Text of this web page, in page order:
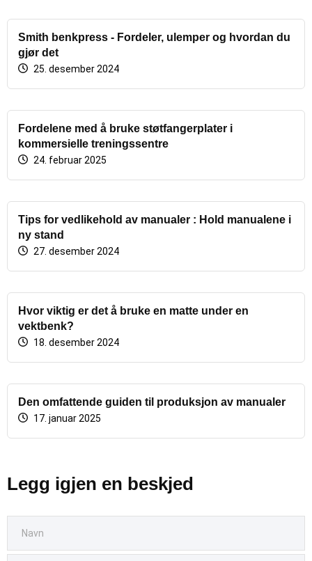
Smith benkpress - Fordeler, ulemper og hvordan du
gjør det
25. desember 2024
Fordelene med å bruke støtfangerplater i
kommersielle treningssentre
24. februar 2025
Tips for vedlikehold av manualer : Hold manualene i
ny stand
27. desember 2024
Hvor viktig er det å bruke en matte under en
vektbenk?
18. desember 2024
Den omfattende guiden til produksjon av manualer
17. januar 2025
Legg igjen en beskjed